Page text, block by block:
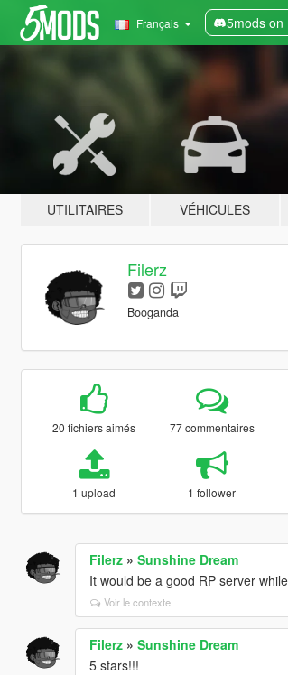
Français 5mods on
UTILITAIRES VÉHICULES
Filerz
Booganda
20 fichiers aimés 77 commentaires
1 upload 1 follower
Filerz» Sunshine Dream
It would be a good RP server
Voir le contexte
Filerz» Sunshine Dream
5 stars!!!